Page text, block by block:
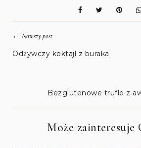
←Nowszy post
Odżywczy koktajl z buraka
Bezglutenowe trufle z
Może zainteresuje